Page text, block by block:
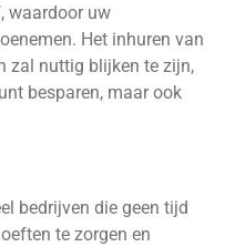
waardoor uw
Het inhuren van
zal nuttig blijken te zijn,
besparen, maar ook
bedrijven die geen tijd
te zorgen en